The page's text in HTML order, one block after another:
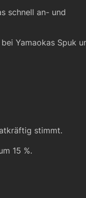
schnell an- und
Yamaokas Spuk
stimmt.
15 %.